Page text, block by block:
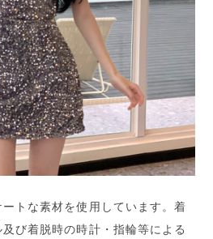
トな素材を使用しています。着
び着脱時の時計・指輪等による